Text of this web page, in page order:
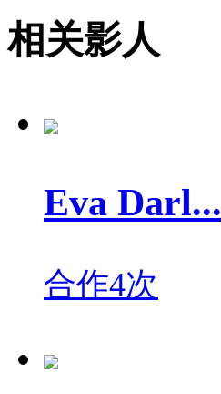
相关影人
Eva Darl...
合作4次